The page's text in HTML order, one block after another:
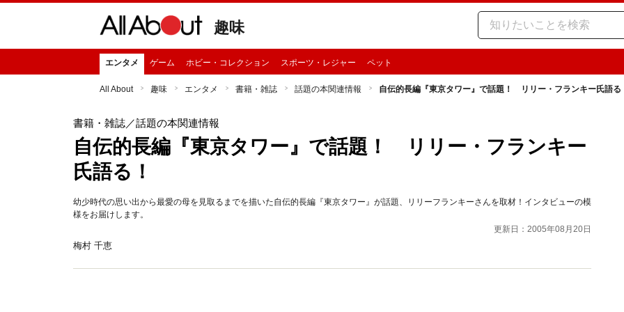
趣味
エンタメ ゲーム ホビー・コレクション スポーツ・レジャー ペット
All About 趣味 エンタメ 書籍・雑誌 話題の本関連情報 自伝的長編『東京タワー』で話題！ リリー・フランキー氏語る
書籍・雑誌／話題の本関連情報
自伝的長編『東京タワー』で話題！ リリー・フランキー
氏語る！
幼少時代の思い出から最愛の母を見取るまでを描いた自伝的長編『東京タワー』が話題、リリーフランキーさんを取材！インタビューの模
様をお届けします。
更新日：2005年08月20日
梅村 千恵